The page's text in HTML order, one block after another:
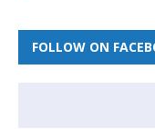
FOLLOW ON